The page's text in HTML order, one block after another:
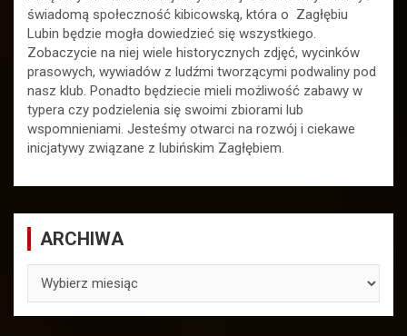
świadomą społeczność kibicowską, która o Zagłębiu
Lubin będzie mogła dowiedzieć się wszystkiego.
Zobaczycie na niej wiele historycznych zdjęć, wycinków
prasowych, wywiadów z ludźmi tworzącymi podwaliny pod
nasz klub. Ponadto będziecie mieli możliwość zabawy w
typera czy podzielenia się swoimi zbiorami lub
wspomnieniami. Jesteśmy otwarci na rozwój i ciekawe
inicjatywy związane z lubińskim Zagłębiem.
ARCHIWA